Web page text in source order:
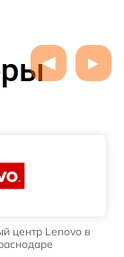
центр Lenovo в